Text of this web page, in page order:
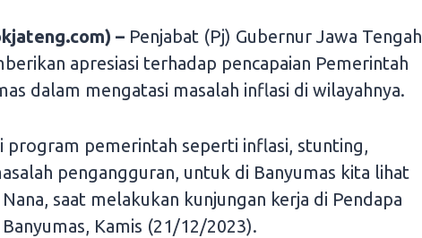
– Penjabat (Pj) Gubernur Jawa Tengah
apresiasi terhadap pencapaian Pemerintah
dalam mengatasi masalah inflasi di wilayahnya.
program pemerintah seperti inflasi, stunting,
pengangguran, untuk di Banyumas kita lihat
saat melakukan kunjungan kerja di Pendapa
Kamis (21/12/2023).